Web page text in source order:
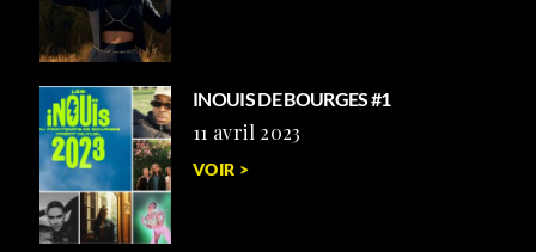
INOUIS DE BOURGES #1
11 avril 2023
VOIR >